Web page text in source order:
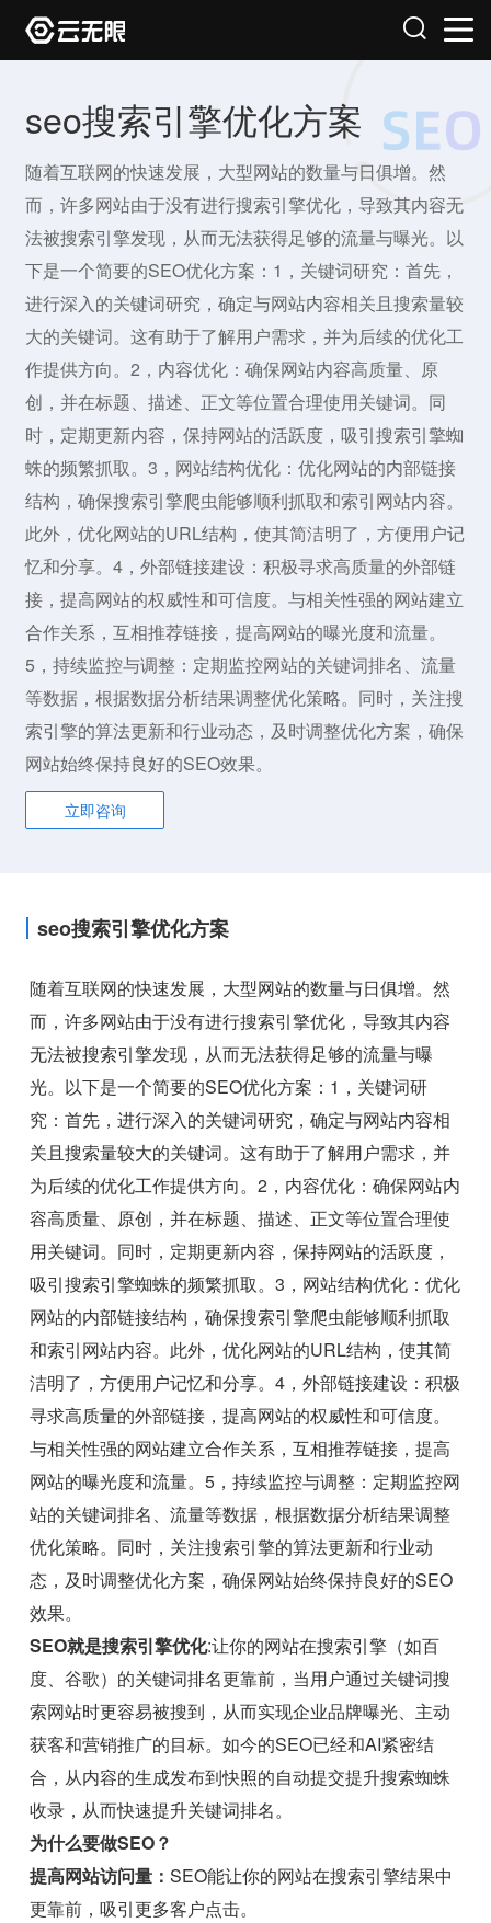
seo搜索引擎优化方案
随着互联网的快速发展，大型网站的数量与日俱增。然
而，许多网站由于没有进行搜索引擎优化，导致其内容无
法被搜索引擎发现，从而无法获得足够的流量与曝光。以
下是一个简要的SEO优化方案：1，关键词研究：首先，
进行深入的关键词研究，确定与网站内容相关且搜索量较
大的关键词。这有助于了解用户需求，并为后续的优化工
作提供方向。2，内容优化：确保网站内容高质量、原
创，并在标题、描述、正文等位置合理使用关键词。同
时，定期更新内容，保持网站的活跃度，吸引搜索引擎蜘
蛛的频繁抓取。3，网站结构优化：优化网站的内部链接
结构，确保搜索引擎爬虫能够顺利抓取和索引网站内容。
此外，优化网站的URL结构，使其简洁明了，方便用户记
忆和分享。4，外部链接建设：积极寻求高质量的外部链
接，提高网站的权威性和可信度。与相关性强的网站建立
合作关系，互相推荐链接，提高网站的曝光度和流量。
5，持续监控与调整：定期监控网站的关键词排名、流量
等数据，根据数据分析结果调整优化策略。同时，关注搜
索引擎的算法更新和行业动态，及时调整优化方案，确保
网站始终保持良好的SEO效果。
立即咨询
seo搜索引擎优化方案
随着互联网的快速发展，大型网站的数量与日俱增。然
而，许多网站由于没有进行搜索引擎优化，导致其内容
无法被搜索引擎发现，从而无法获得足够的流量与曝
光。以下是一个简要的SEO优化方案：1，关键词研
究：首先，进行深入的关键词研究，确定与网站内容相
关且搜索量较大的关键词。这有助于了解用户需求，并
为后续的优化工作提供方向。2，内容优化：确保网站内
容高质量、原创，并在标题、描述、正文等位置合理使
用关键词。同时，定期更新内容，保持网站的活跃度，
吸引搜索引擎蜘蛛的频繁抓取。3，网站结构优化：优化
网站的内部链接结构，确保搜索引擎爬虫能够顺利抓取
和索引网站内容。此外，优化网站的URL结构，使其简
洁明了，方便用户记忆和分享。4，外部链接建设：积极
寻求高质量的外部链接，提高网站的权威性和可信度。
与相关性强的网站建立合作关系，互相推荐链接，提高
网站的曝光度和流量。5，持续监控与调整：定期监控网
站的关键词排名、流量等数据，根据数据分析结果调整
优化策略。同时，关注搜索引擎的算法更新和行业动
态，及时调整优化方案，确保网站始终保持良好的SEO
效果。
SEO就是搜索引擎优化:让你的网站在搜索引擎（如百
度、谷歌）的关键词排名更靠前，当用户通过关键词搜
索网站时更容易被搜到，从而实现企业品牌曝光、主动
获客和营销推广的目标。如今的SEO已经和AI紧密结
合，从内容的生成发布到快照的自动提交提升搜索蜘蛛
收录，从而快速提升关键词排名。
为什么要做SEO？
提高网站访问量：SEO能让你的网站在搜索引擎结果中
更靠前，吸引更多客户点击。